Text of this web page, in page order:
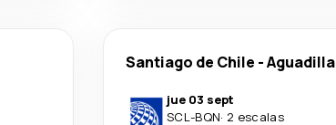
Santiago de Chile -Aguadilla
jue 03 sept
SCL-BQN· 2 escalas